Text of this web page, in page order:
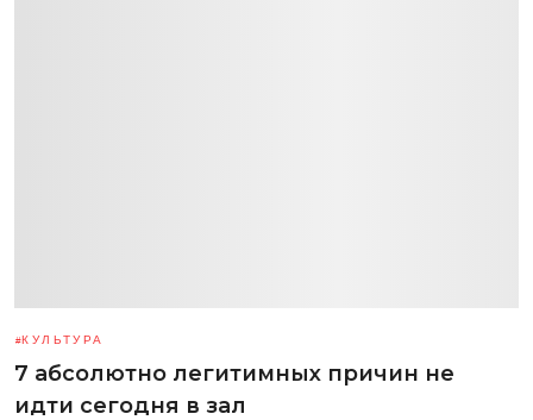
КУЛЬТУРА
7 абсолютно легитимных причин не
идти сегодня в зал